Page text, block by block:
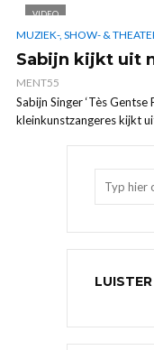
VIDEO
MUZIEK-, SHOW- &
Sabijn kijkt uit
MENT55
Sabijn Singer ‘Tès
kleinkunstzangeres kijkt